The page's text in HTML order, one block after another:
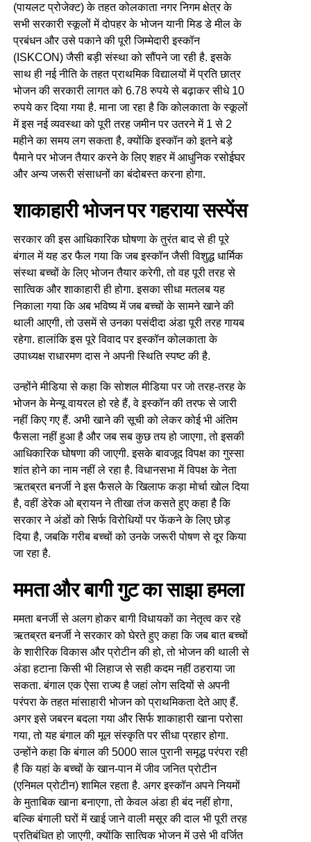
(पायलट प्रोजेक्ट) के तहत कोलकाता नगर निगम क्षेत्र के
सभी सरकारी स्कूलों में दोपहर के भोजन यानी मिड डे मील के
प्रबंधन और उसे पकाने की पूरी जिम्मेदारी इस्कॉन
(ISKCON) जैसी बड़ी संस्था को सौंपने जा रही है. इसके
साथ ही नई नीति के तहत प्राथमिक विद्यालयों में प्रति छात्र
भोजन की सरकारी लागत को 6.78 रुपये से बढ़ाकर सीधे 10
रुपये कर दिया गया है. माना जा रहा है कि कोलकाता के स्कूलों
में इस नई व्यवस्था को पूरी तरह जमीन पर उतरने में 1 से 2
महीने का समय लग सकता है, क्योंकि इस्कॉन को इतने बड़े
पैमाने पर भोजन तैयार करने के लिए शहर में आधुनिक रसोईघर
और अन्य जरूरी संसाधनों का बंदोबस्त करना होगा.
शाकाहारी भोजन पर गहराया सस्पेंस
सरकार की इस आधिकारिक घोषणा के तुरंत बाद से ही पूरे
बंगाल में यह डर फैल गया कि जब इस्कॉन जैसी विशुद्ध धार्मिक
संस्था बच्चों के लिए भोजन तैयार करेगी, तो वह पूरी तरह से
सात्विक और शाकाहारी ही होगा. इसका सीधा मतलब यह
निकाला गया कि अब भविष्य में जब बच्चों के सामने खाने की
थाली आएगी, तो उसमें से उनका पसंदीदा अंडा पूरी तरह गायब
रहेगा. हालांकि इस पूरे विवाद पर इस्कॉन कोलकाता के
उपाध्यक्ष राधारमण दास ने अपनी स्थिति स्पष्ट की है.
उन्होंने मीडिया से कहा कि सोशल मीडिया पर जो तरह-तरह के
भोजन के मेन्यू वायरल हो रहे हैं, वे इस्कॉन की तरफ से जारी
नहीं किए गए हैं. अभी खाने की सूची को लेकर कोई भी अंतिम
फैसला नहीं हुआ है और जब सब कुछ तय हो जाएगा, तो इसकी
आधिकारिक घोषणा की जाएगी. इसके बावजूद विपक्ष का गुस्सा
शांत होने का नाम नहीं ले रहा है. विधानसभा में विपक्ष के नेता
ऋतब्रत बनर्जी ने इस फैसले के खिलाफ कड़ा मोर्चा खोल दिया
है, वहीं डेरेक ओ ब्रायन ने तीखा तंज कसते हुए कहा है कि
सरकार ने अंडों को सिर्फ विरोधियों पर फेंकने के लिए छोड़
दिया है, जबकि गरीब बच्चों को उनके जरूरी पोषण से दूर किया
जा रहा है.
ममता और बागी गुट का साझा हमला
ममता बनर्जी से अलग होकर बागी विधायकों का नेतृत्व कर रहे
ऋतब्रत बनर्जी ने सरकार को घेरते हुए कहा कि जब बात बच्चों
के शारीरिक विकास और प्रोटीन की हो, तो भोजन की थाली से
अंडा हटाना किसी भी लिहाज से सही कदम नहीं ठहराया जा
सकता. बंगाल एक ऐसा राज्य है जहां लोग सदियों से अपनी
परंपरा के तहत मांसाहारी भोजन को प्राथमिकता देते आए हैं.
अगर इसे जबरन बदला गया और सिर्फ शाकाहारी खाना परोसा
गया, तो यह बंगाल की मूल संस्कृति पर सीधा प्रहार होगा.
उन्होंने कहा कि बंगाल की 5000 साल पुरानी समृद्ध परंपरा रही
है कि यहां के बच्चों के खान-पान में जीव जनित प्रोटीन
(एनिमल प्रोटीन) शामिल रहता है. अगर इस्कॉन अपने नियमों
के मुताबिक खाना बनाएगा, तो केवल अंडा ही बंद नहीं होगा,
बल्कि बंगाली घरों में खाई जाने वाली मसूर की दाल भी पूरी तरह
प्रतिबंधित हो जाएगी, क्योंकि सात्विक भोजन में उसे भी वर्जित